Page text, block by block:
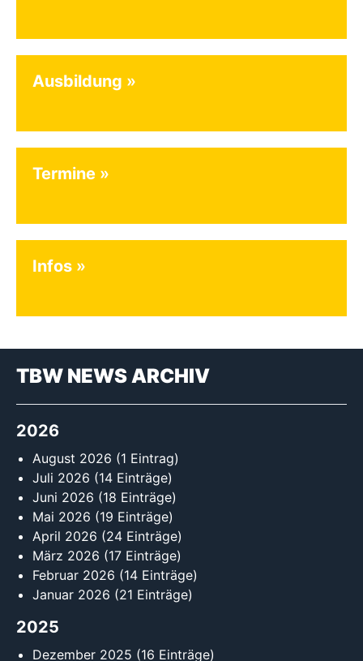
Ausbildung
Termine
Infos
TBW NEWS ARCHIV
2026
August 2026 (1 Eintrag)
Juli 2026 (14 Einträge)
Juni 2026 (18 Einträge)
Mai 2026 (19 Einträge)
April 2026 (24 Einträge)
März 2026 (17 Einträge)
Februar 2026 (14 Einträge)
Januar 2026 (21 Einträge)
2025
Dezember 2025 (16 Einträge)